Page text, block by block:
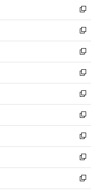
く
ド
ウ
で
開
く
ィ
ン
ド
ウ
で
開
く
い
ウ
ィ
ン
ド
ウ
で
開
く
新
し
い
ウ
ィ
ン
ド
ウ
で
開
く
新
し
い
ウ
ィ
ン
ド
ウ
で
開
く
新
し
い
ウ
ィ
ン
ド
ウ
で
開
く
新
し
い
ウ
ィ
ン
ド
ウ
で
開
く
新
し
い
ウ
ィ
ン
ド
ウ
で
開
新
し
い
ウ
ィ
ン
ド
ウ
新
し
い
ウ
ィ
ン
新
し
い
ウ
新
し